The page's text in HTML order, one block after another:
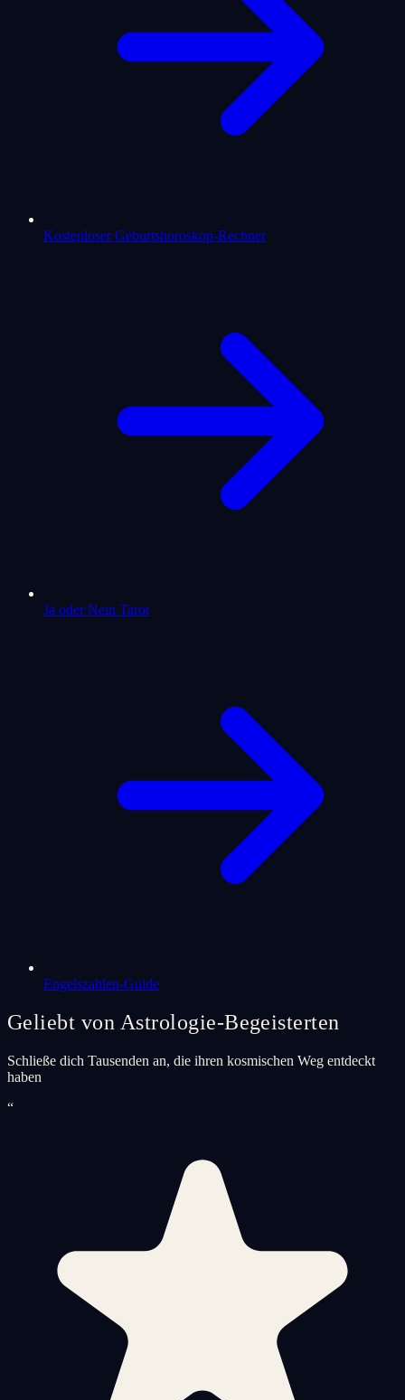
Kostenloser Geburtshoroskop-Rechner
Ja oder Nein Tarot
Engelszahlen-Guide
Geliebt von Astrologie-Begeisterten
Schließe dich Tausenden an, die ihren kosmischen Weg entdeckt
haben
“